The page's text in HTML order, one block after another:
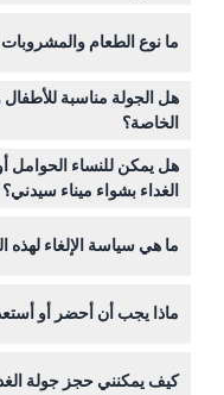
الجولة (قد تختلف
ما نوع الطعام
استمتع بغداء بوفيه
وشرائح الدجاج المتبلة
السفينة. المشروبات
الأخرى والمصروفات
هل الجولة مناسبة
الخاصة؟
التذكرة. يمكن للجولة
الحساسية، وعدم تحمل
إعلامنا أثناء الحجز.
هل يمكن للنساء الحوامل
الغداء بشواء ميناء سيدني؟
(الأطفال الرُضّع)، لذلك
ما هي سياسة الإلغاء لهذه
يمكن إلغاؤها. يجب
ماذا يجب أن أحضر أو
الخارج على الميناء. من
كيف يمكنني حجز جولة